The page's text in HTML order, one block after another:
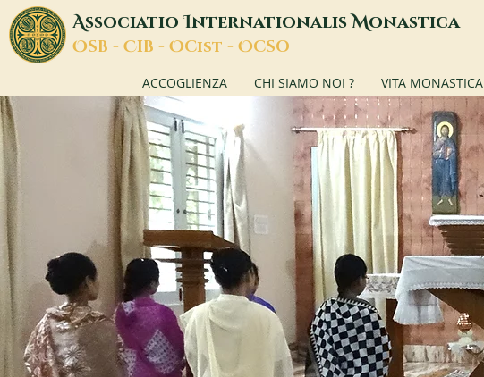
AssociatioInternationalisMonastica
OSB - CIB - OCist - OCSO
ACCOGLIENZA CHI SIAMO NOI ? VITA MONASTICA